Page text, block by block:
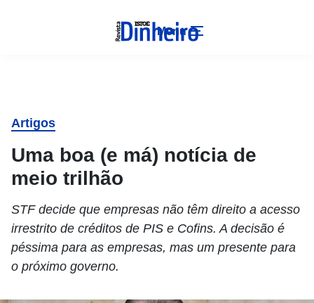
Menu
Artigos
Uma boa (e má) notícia de
meio trilhão
STF decide que empresas não têm direito a acesso
irrestrito de créditos de PIS e Cofins. A decisão é
péssima para as empresas, mas um presente para
o próximo governo.